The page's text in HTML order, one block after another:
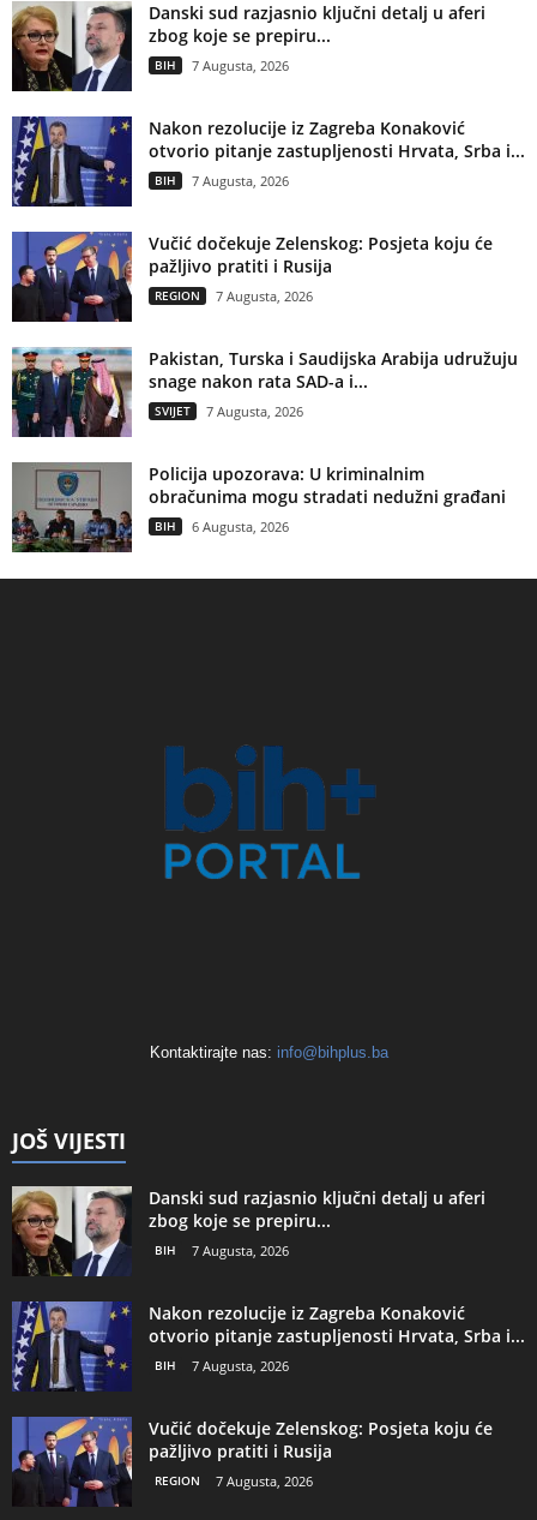
Danski sud razjasnio ključni detalj u aferi
zbog koje se prepiru...
BIH 7 Augusta, 2026
Nakon rezolucije iz Zagreba Konaković
otvorio pitanje zastupljenosti Hrvata, Srba i...
BIH 7 Augusta, 2026
Vučić dočekuje Zelenskog: Posjeta koju će
pažljivo pratiti i Rusija
REGION 7 Augusta, 2026
Pakistan, Turska i Saudijska Arabija udružuju
snage nakon rata SAD-a i...
SVIJET 7 Augusta, 2026
Policija upozorava: U kriminalnim
obračunima mogu stradati nedužni građani
BIH 6 Augusta, 2026
Kontaktirajte nas: info@bihplus.ba
JOŠ VIJESTI
Danski sud razjasnio ključni detalj u aferi
zbog koje se prepiru...
BIH 7 Augusta, 2026
Nakon rezolucije iz Zagreba Konaković
otvorio pitanje zastupljenosti Hrvata, Srba i...
BIH 7 Augusta, 2026
Vučić dočekuje Zelenskog: Posjeta koju će
pažljivo pratiti i Rusija
REGION 7 Augusta, 2026